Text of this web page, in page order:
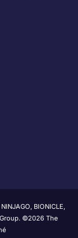
BIONICLE,
Group. ©2026 The